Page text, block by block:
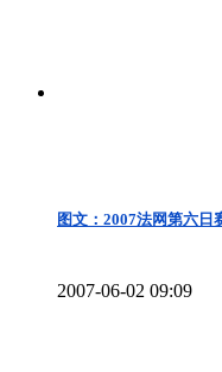
图文：2007法网第六日
2007-06-02 09:09